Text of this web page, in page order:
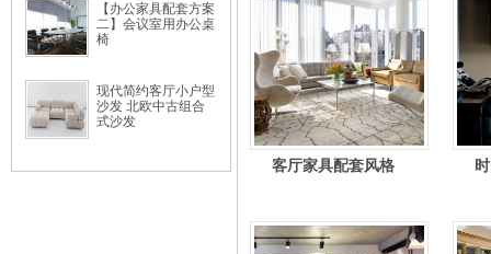
【办公家具配套方案
二】会议室用办公桌
椅
现代简约客厅小户型
沙发 北欧中古组合
式沙发
客厅家具配套风格